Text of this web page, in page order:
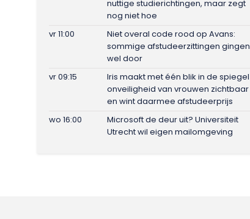
nuttige studierichtingen, maar zegt
nog niet hoe
vr 11:00
Niet overal code rood op Avans:
sommige afstudeerzittingen gingen
wel door
vr 09:15
Iris maakt met één blik in de spiegel
onveiligheid van vrouwen zichtbaar
en wint daarmee afstudeerprijs
wo 16:00
Microsoft de deur uit? Universiteit
Utrecht wil eigen mailomgeving